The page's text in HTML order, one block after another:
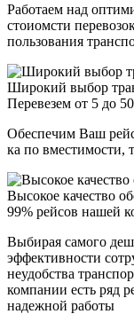
Работаем над
стоиомсти
пользования
Широкий выбор
Перевезем от 5 до
Обеспечим Ваш
ка по вместимости,
Высокое качество
99% рейсов нашей
Выбирая самого
эффективности
неудобства
компании есть ряд
надежной работы